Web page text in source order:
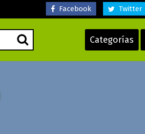
Categorías
Facebook Twitter